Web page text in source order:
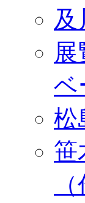
及
ベ
松
笹